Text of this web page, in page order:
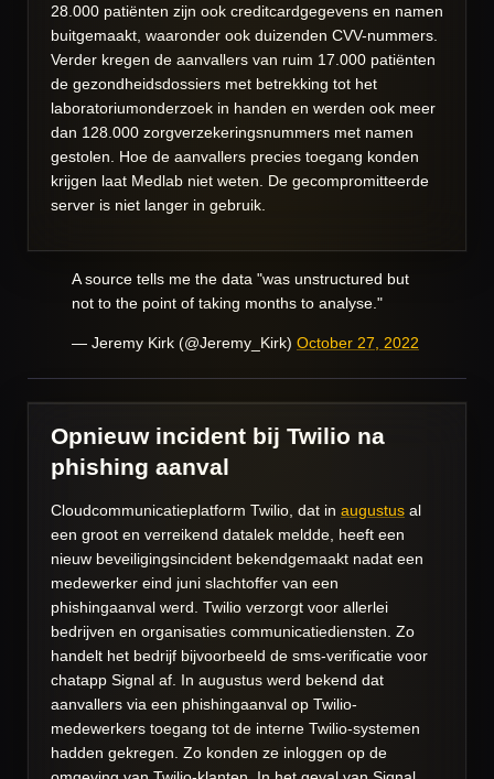
28.000 patiënten zijn ook creditcardgegevens en namen
buitgemaakt, waaronder ook duizenden CVV-nummers.
Verder kregen de aanvallers van ruim 17.000 patiënten
de gezondheidsdossiers met betrekking tot het
laboratoriumonderzoek in handen en werden ook meer
dan 128.000 zorgverzekeringsnummers met namen
gestolen. Hoe de aanvallers precies toegang konden
krijgen laat Medlab niet weten. De gecompromitteerde
server is niet langer in gebruik.
A source tells me the data "was unstructured but
not to the point of taking months to analyse."
— Jeremy Kirk (@Jeremy_Kirk) October 27, 2022
Opnieuw incident bij Twilio na
phishing aanval
Cloudcommunicatieplatform Twilio, dat in augustus al
een groot en verreikend datalek meldde, heeft een
nieuw beveiligingsincident bekendgemaakt nadat een
medewerker eind juni slachtoffer van een
phishingaanval werd. Twilio verzorgt voor allerlei
bedrijven en organisaties communicatiediensten. Zo
handelt het bedrijf bijvoorbeeld de sms-verificatie voor
chatapp Signal af. In augustus werd bekend dat
aanvallers via een phishingaanval op Twilio-
medewerkers toegang tot de interne Twilio-systemen
hadden gekregen. Zo konden ze inloggen op de